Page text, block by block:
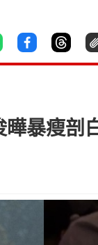
曄暴瘦